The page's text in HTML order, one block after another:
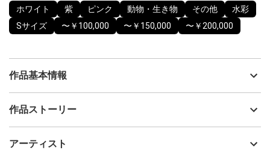
ホワイト 紫 ピンク 動物・生き物 その他
水彩
Sサイズ
〜￥100,000 〜￥150,000 〜￥200,000
作品基本情報
出品者
制作年
作品ストーリー
メージが湧きました。角や目など伝承にあるような形をモチーフ
アーティスト